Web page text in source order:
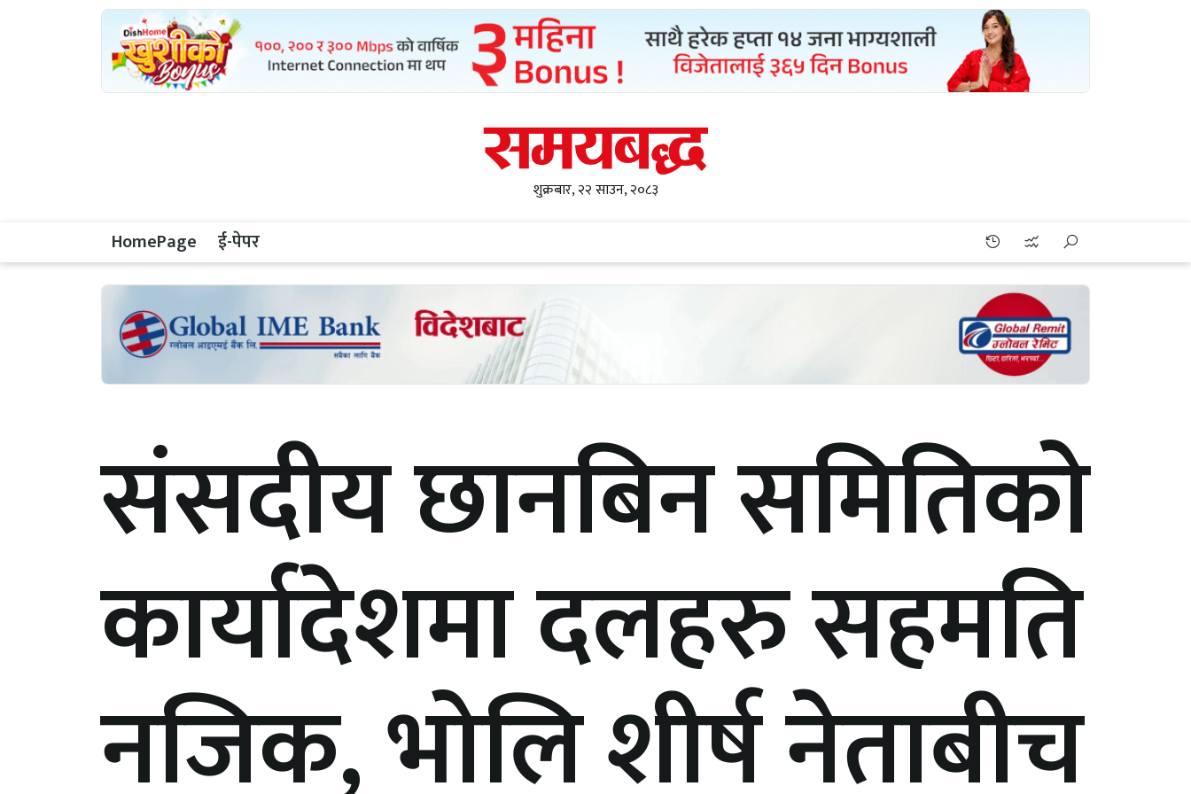
शुक्रबार, २२ साउन, २०८३
HomePage ई-पेपर
संसदीय छानबिन समितिको
कार्यादेशमा दलहरु सहमति
नजिक, भोलि शीर्ष नेताबीच